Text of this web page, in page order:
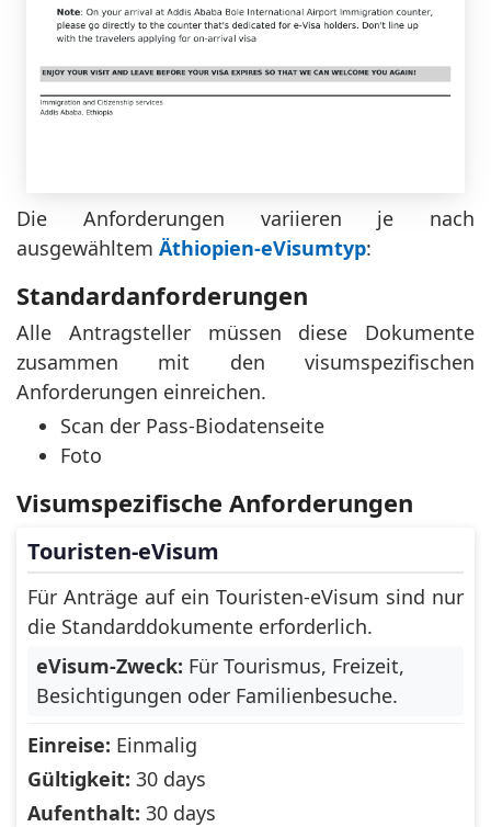
Cameroon
Canada
Chile
China
Colombia
Comoros
Democratic Republic
of the
Cook Islands
Costa Rica
Cote d'Ivoire
Croatia
Curacao
Cyprus
Denmark
Djibouti
Republic
Ecuador
El Salvador
Equatorial Guinea
Estonia
Falkland Islands
(Islas Malvinas)
Fiji
Die Anforderungen variieren je nach
ausgewähltem Äthiopien-eVisumtyp:
Standardanforderungen
Alle Antragsteller müssen diese Dokumente
zusammen mit den visumspezifischen
Anforderungen einreichen.
Scan der Pass-Biodatenseite
Foto
Visumspezifische Anforderungen
Touristen-eVisum
Für Anträge auf ein Touristen-eVisum sind nur
die Standarddokumente erforderlich.
eVisum-Zweck: Für Tourismus, Freizeit,
Besichtigungen oder Familienbesuche.
Einreise: Einmalig
Gültigkeit: 30 days
Aufenthalt: 30 days